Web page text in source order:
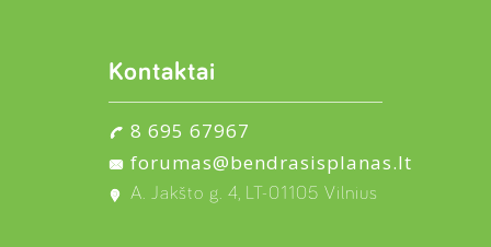
Kontaktai
8 695 67967
forumas@bendrasisplanas.lt
A. Jakšto g. 4, LT-01105 Vilnius